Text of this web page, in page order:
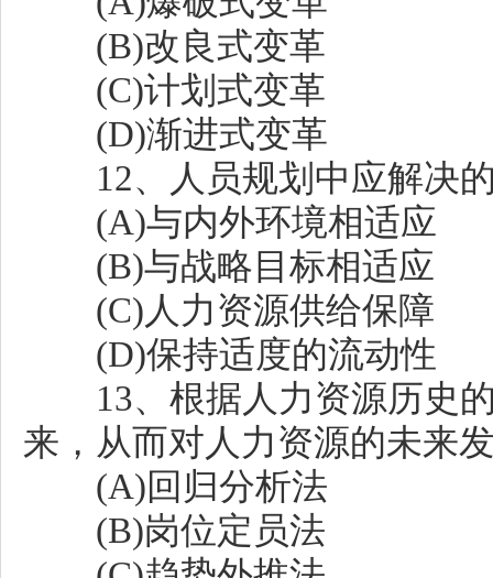
(B)改良式变革
(C)计划式变革
(D)渐进式变革
12、人员规划中应解决的
(A)与内外环境相适应
(B)与战略目标相适应
(C)人力资源供给保障
(D)保持适度的流动性
13、根据人力资源历史的
来，从而对人力资源的未来
(A)回归分析法
(B)岗位定员法